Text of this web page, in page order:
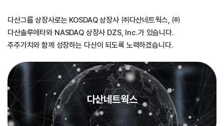
다산그룹 상장사로는 KOSDAQ 상장사 ㈜다산네트웍스, ㈜
다산솔루에타와 NASDAQ 상장사 DZS, Inc.가 있습니다.
주주가치와 함께 성장하는 다산이 되도록 노력하겠습니다.
다산네트웍스